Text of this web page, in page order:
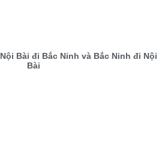
Bài đi Bắc Ninh và Bắc Ninh đi Nội
Bài